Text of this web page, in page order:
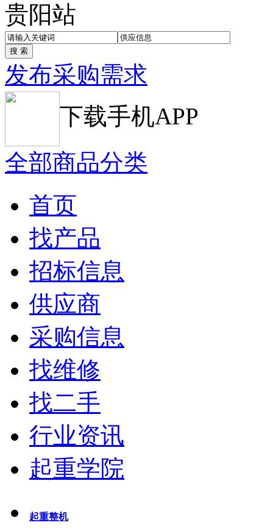
贵阳站
发布采购需求
下载手机APP
全部商品分类
首页
找产品
招标信息
供应商
采购信息
找维修
找二手
行业资讯
起重学院
起重整机